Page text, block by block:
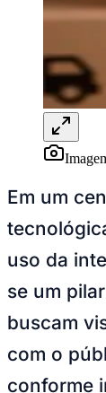
Anuncie
Vagas na
Hub de
Guia
Selo
Portal
Agenda de
Vagas de
Panorama
Anuncie
Verificar
NBA
Em um
uso da
se um
buscam
com o
conforme